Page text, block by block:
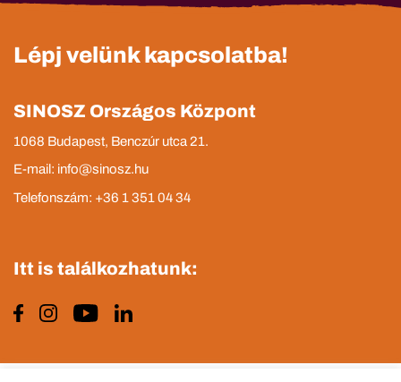
Lépj velünk kapcsolatba!
SINOSZ Országos Központ
1068 Budapest, Benczúr utca 21.
E-mail: info@sinosz.hu
Telefonszám: +36 1 351 04 34
Itt is találkozhatunk: